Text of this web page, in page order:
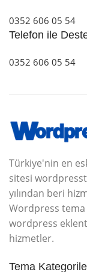
0352 606 05 54
Telefon ile
0352 606 05 54
Türkiye'nin en
sitesi
yılından beri
Wordpress
wordpress
hizmetler.
Tema